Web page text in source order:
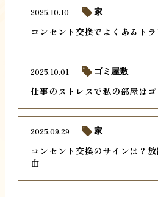
コンセント交換でよくあるト
2025.10.10 家
仕事のストレスで私の部屋は
2025.10.01 ゴミ屋敷
コンセント交換のサインは？
由
2025.09.29 家